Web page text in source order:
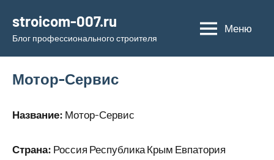
содержимому
stroicom-007.ru
Блог профессионального строителя
Меню
Мотор-Сервис
Название: Мотор-Сервис
Страна: Россия Республика Крым Евпатория